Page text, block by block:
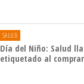
SALUD
Día del Niño: Salud
etiquetado al